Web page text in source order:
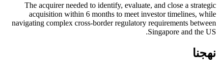
The acquirer needed to identify, evaluate, and close a strategic
acquisition within 6 months to meet investor timelines, while
navigating complex cross-border regulatory requirements between
Singapore and the US.
نهجنا